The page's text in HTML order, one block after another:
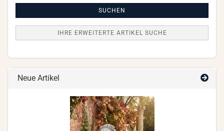
SUCHEN
IHRE ERWEITERTE ARTIKEL SUCHE
Neue Artikel